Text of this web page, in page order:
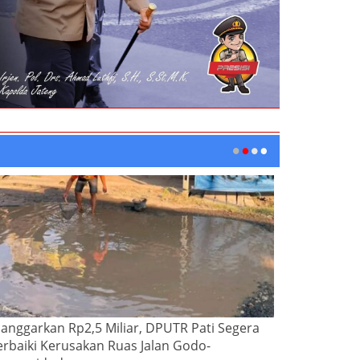
Rp2,5 Miliar, DPUTR Pati Segera
Kerusakan Ruas Jalan Godo-